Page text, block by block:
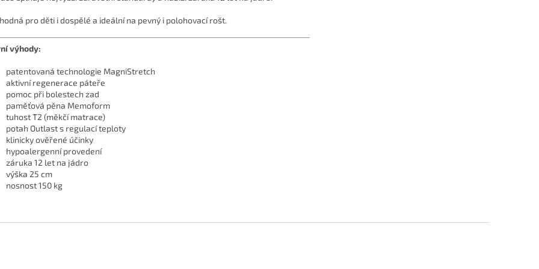
pro děti i dospělé a ideální na pevný i polohovací rošt.
výhody:
patentovaná technologie MagniStretch
aktivní regenerace páteře
pomoc při bolestech zad
paměťová pěna Memoform
tuhost T2 (měkčí matrace)
potah Outlast s regulací teploty
klinicky ověřené účinky
hypoalergenní provedení
záruka 12 let na jádro
výška 25 cm
nosnost 150 kg